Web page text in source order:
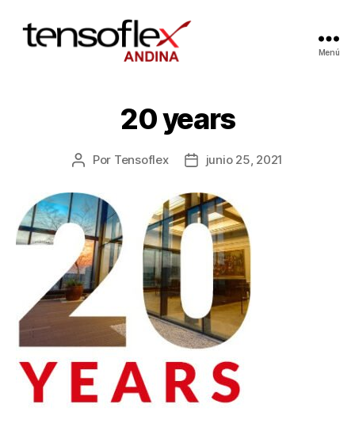
Menú
20 years
Por Tensoflex junio 25, 2021